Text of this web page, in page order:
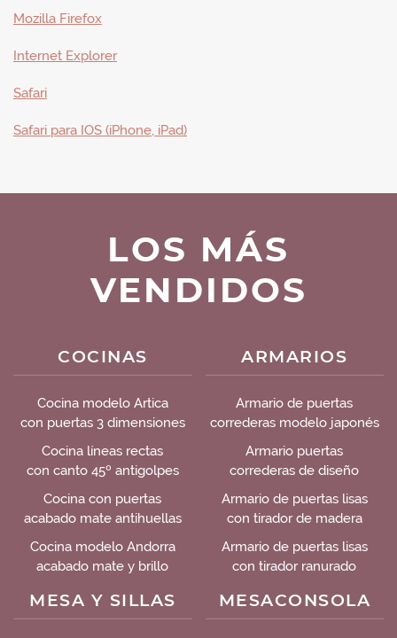
Mozilla Firefox
Internet Explorer
Safari
Safari para IOS (iPhone, iPad)
LOS MÁS
VENDIDOS
COCINAS
Cocina modelo Artica
con puertas 3 dimensiones
Cocina líneas rectas
con canto 45º antigolpes
Cocina con puertas
acabado mate antihuellas
Cocina modelo Andorra
acabado mate y brillo
ARMARIOS
Armario de puertas
correderas modelo japonés
Armario puertas
correderas de diseño
Armario de puertas lisas
con tirador de madera
Armario de puertas lisas
con tirador ranurado
MESA Y SILLAS MESACONSOLA